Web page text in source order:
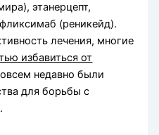
этанерцепт,
(реникейд).
лечения, многие
избавиться от
недавно были
для борьбы с